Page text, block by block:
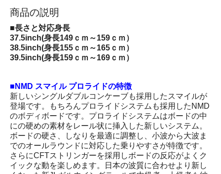
商品の説明
■長さと対応身長
37.5inch(身長149ｃｍ～159ｃｍ）
38.5inch(身長155ｃｍ～165ｃｍ）
39.5inch(身長159ｃｍ～169ｃｍ）
■NMD スマイル プロライドの特徴
新しいシングルダブルコンケーブも採用したスマイルが
登場です。もちろんプロライドシステムも採用したNMD
のボディボードです。プロライドシステムはボードの中
にの硬めの素材をレール状に挿入した新しいシステム。
ボードの硬さ、しなりを最適に調整し、小波から大波ま
でのオールラウンドに対応した乗りやすさが特徴です。
さらにCFTストリンガーを採用しボードの反応がよくク
イックな動を楽しめます。日本の波質に合わせより新し